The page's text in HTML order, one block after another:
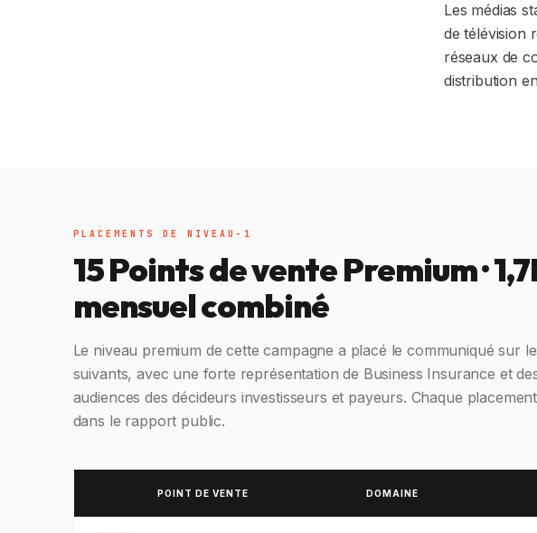
Les médias
de télévision
réseaux de
distribution
PLACEMENTS DE NIVEAU-1
15 Points de vente Premium ·
mensuel combiné
Le niveau premium de cette campagne a placé le communiqué sur
suivants, avec une forte représentation de Business Insurance et
audiences des décideurs investisseurs et payeurs. Chaque
dans le rapport public.
POINT DE VENTE DOMAINE